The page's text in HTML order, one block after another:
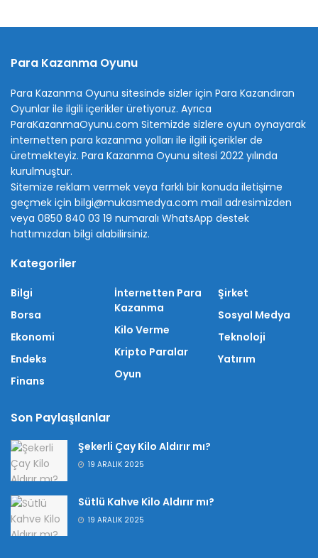
Para Kazanma Oyunu
Para Kazanma Oyunu sitesinde sizler için Para Kazandıran
Oyunlar ile ilgili içerikler üretiyoruz. Ayrıca
ParaKazanmaOyunu.com Sitemizde sizlere oyun oynayarak
internetten para kazanma yolları ile ilgili içerikler de
üretmekteyiz. Para Kazanma Oyunu sitesi 2022 yılında
kurulmuştur.
Sitemize reklam vermek veya farklı bir konuda iletişime
geçmek için bilgi@mukasmedya.com mail adresimizden
veya 0850 840 03 19 numaralı WhatsApp destek
hattımızdan bilgi alabilirsiniz.
Kategoriler
Bilgi
Borsa
Ekonomi
Endeks
Finans
İnternetten Para
Kazanma
Kilo Verme
Kripto Paralar
Oyun
Şirket
Sosyal Medya
Teknoloji
Yatırım
Son Paylaşılanlar
Şekerli Çay Kilo Aldırır mı?
19 ARALIK 2025
Sütlü Kahve Kilo Aldırır mı?
19 ARALIK 2025